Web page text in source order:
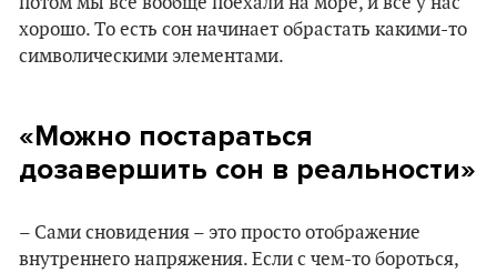
хорошо. То есть сон начинает обрастать какими-то
символическими элементами.
«Можно постараться
дозавершить сон в реальности»
– Сами сновидения – это просто отображение
внутреннего напряжения. Если с чем-то бороться,